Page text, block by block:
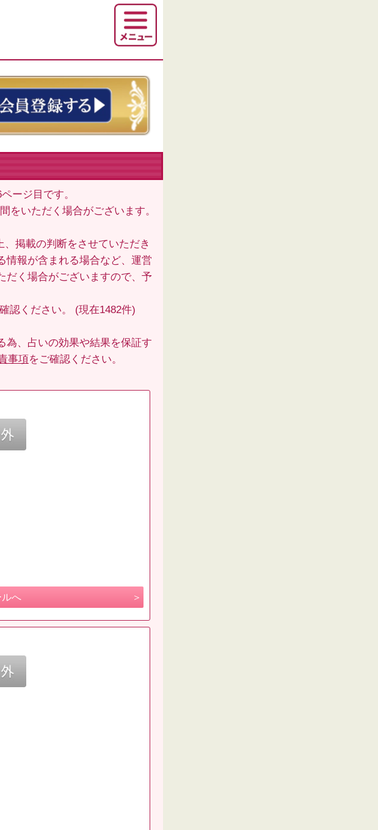
ージ目です。
をいただく場合がございます。
掲載の判断をさせていただき
情報が含まれる場合など、運営
だく場合がございますので、予
認ください。 (現在1482件)
為、占いの効果や結果を保証す
事項をご確認ください。
へ